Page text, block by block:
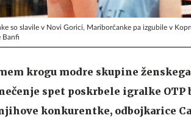
so slavile v Novi Gorici, Mariborčanke pa izgubile v
Banfi
krogu modre skupine
spet poskrbele igralke OTP
konkurentke, odbojkarice